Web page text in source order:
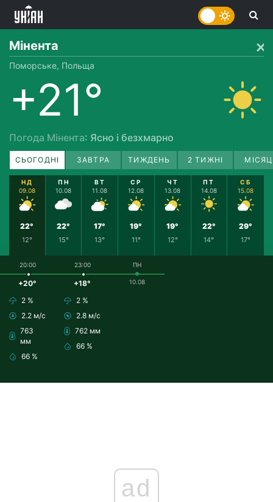
Мінента
Поморське, Польща
+21°
Погода Мінента: Ясно і безхмарно
СЬОГОДНІ ЗАВТРА ТИЖДЕНЬ 2 ТИЖНІ
НД
09.08
22°
12°
ПН
10.08
22°
15°
ВТ
11.08
17°
13°
СР
12.08
19°
11°
ЧТ
13.08
19°
12°
ПТ
14.08
22°
14°
СБ
15.08
29°
17°
20:00
+20°
2 %
2.2 м/с
763
мм
66 %
23:00
+18°
2 %
2.8 м/с
762 мм
66 %
ПН
10.08
ad